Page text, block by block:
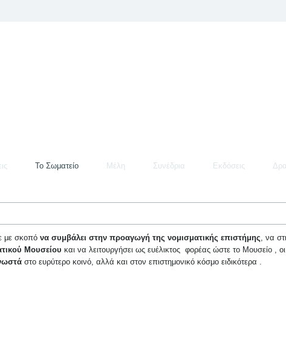
Το Σωματείο Μέλη Συνέδρια Εκδόσεις
με σκοπό να συμβάλει στην προαγωγή της νομισματικής επιστήμης, να
Μουσείου και να λειτουργήσει ως ευέλικτος φορέας ώστε το Μουσείο ,
στο ευρύτερο κοινό, αλλά και στον επιστημονικό κόσμο ειδικότερα .